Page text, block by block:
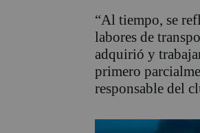
“Al tiempo, se
labores de
adquirió y
primero
responsable del